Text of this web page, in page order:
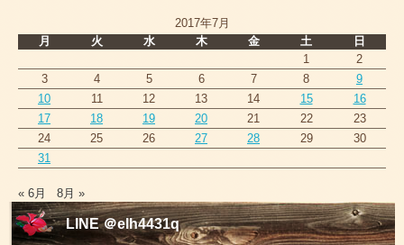
2017年7月
月
火 水 木 金 土
日
1
2
3
4 5 6 7 8
9
10
11 12 13 14 15
16
17
18 19 20 21 22
23
24
25 26 27 28 29
30
31
« 6月 8月 »
LINE ＠elh4431q